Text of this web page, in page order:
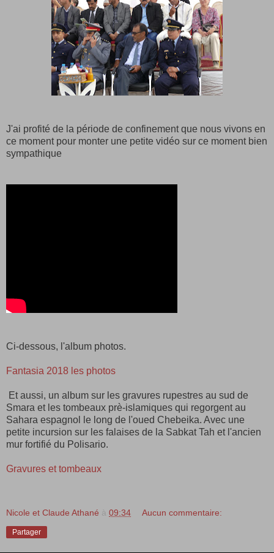
J'ai profité de la période de confinement que nous vivons en
ce moment pour monter une petite vidéo sur ce moment bien
sympathique
Ci-dessous, l'album photos.
Fantasia 2018 les photos
Et aussi, un album sur les gravures rupestres au sud de
Smara et les tombeaux prè-islamiques qui regorgent au
Sahara espagnol le long de l'oued Chebeika. Avec une
petite incursion sur les falaises de la Sabkat Tah et l'ancien
mur fortifié du Polisario.
Gravures et tombeaux
Nicole et Claude Athané à 09:34 Aucun commentaire:
Partager